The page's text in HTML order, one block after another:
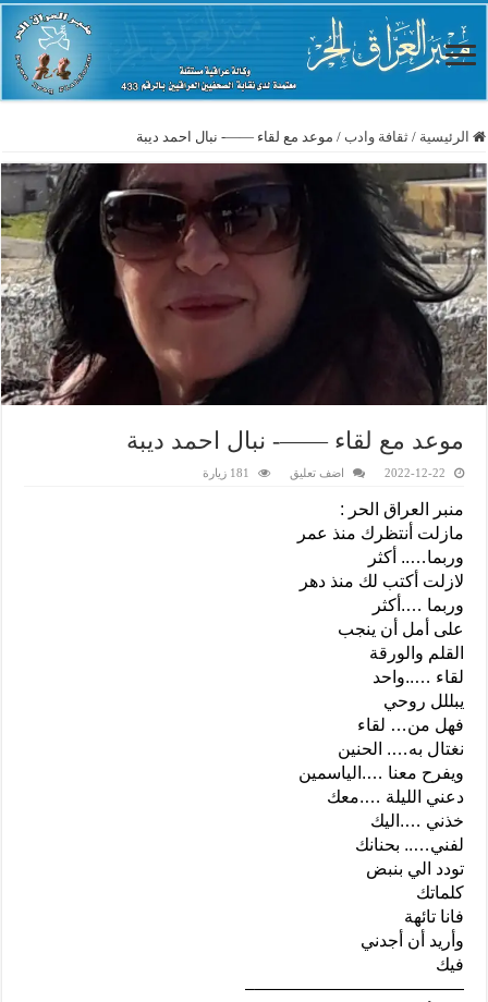
الرئيسية / ثقافة وادب / موعد مع لقاء ——- نبال احمد ديبة
موعد مع لقاء ——- نبال احمد ديبة
2022-12-22 اضف تعليق 181 زيارة
منبر العراق الحر :
مازلت أنتظرك منذ عمر
وربما….. أكثر
لازلت أكتب لك منذ دهر
وربما ….أكثر
على أمل أن ينجب
القلم والورقة
لقاء …..واحد
يبللل روحي
فهل من… لقاء
نغتال به…. الحنين
ويفرح معنا ….الياسمين
دعني الليلة ….معك
خذني ….اليك
لفني….. بحنانك
تودد الي بنبض
كلماتك
فانا تائهة
وأريد أن أجدني
فيك
————————————–